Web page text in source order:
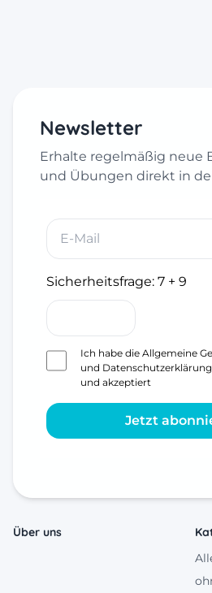
Newsletter
Erhalte regelmäßig neue
und Übungen direkt in
Sicherheitsfrage: 7 + 9
Ich habe die Allgemeine
und Datenschutzerklärung
und akzeptiert
Jetzt
Über uns